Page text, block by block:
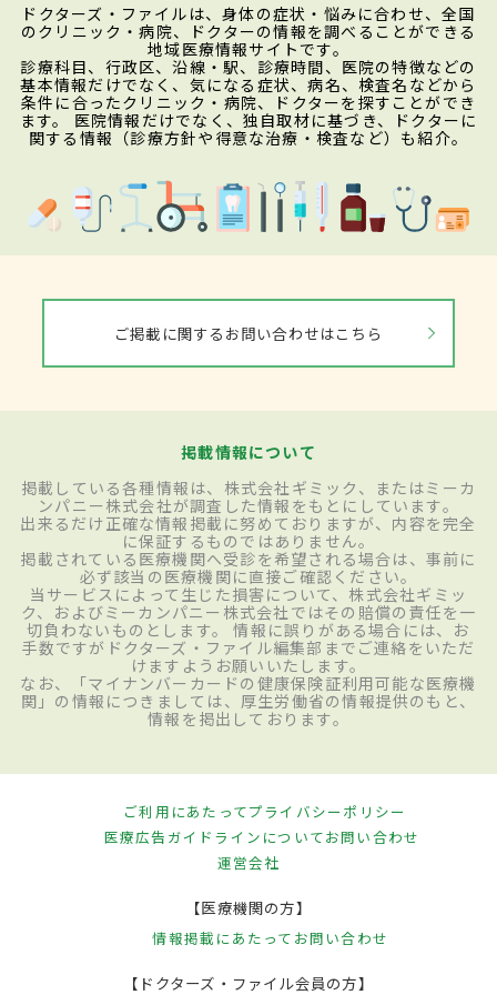
ドクターズ・ファイルは、身体の症状・悩みに合わせ、全国
のクリニック・病院、ドクターの情報を調べることができる
地域医療情報サイトです。
診療科目、行政区、沿線・駅、診療時間、医院の特徴などの
基本情報だけでなく、気になる症状、病名、検査名などから
条件に合ったクリニック・病院、ドクターを探すことができ
ます。 医院情報だけでなく、独自取材に基づき、ドクターに
関する情報（診療方針や得意な治療・検査など）も紹介。
ご掲載に関するお問い合わせはこちら
掲載情報について
掲載している各種情報は、株式会社ギミック、またはミーカ
ンパニー株式会社が調査した情報をもとにしています。
出来るだけ正確な情報掲載に努めておりますが、内容を完全
に保証するものではありません。
掲載されている医療機関へ受診を希望される場合は、事前に
必ず該当の医療機関に直接ご確認ください。
当サービスによって生じた損害について、株式会社ギミッ
ク、およびミーカンパニー株式会社ではその賠償の責任を一
切負わないものとします。 情報に誤りがある場合には、お
手数ですがドクターズ・ファイル編集部までご連絡をいただ
けますようお願いいたします。
なお、「マイナンバーカードの健康保険証利用可能な医療機
関」の情報につきましては、厚生労働省の情報提供のもと、
情報を掲出しております。
ご利用にあたってプライバシーポリシー
医療広告ガイドラインについてお問い合わせ
運営会社
【医療機関の方】
情報掲載にあたって お問い合わせ
【ドクターズ・ファイル会員の方】